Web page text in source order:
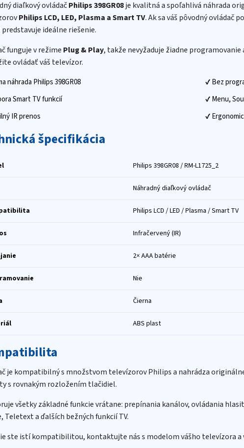
diaľkový ovládačPhilips 398GR08je kvalitná a spoľahlivá náhrada
Philips LCD, LED, Plasma a Smart TV. Ak sa váš pôvodný
ideálne riešenie.
funguje v režime Plug & Play, takže nevyžaduje žiadne
ovládať váš televízor.
náhrada Philips 398GR08
✔ Bez
Smart TV funkcií
✔ Menu,
IR prenos
✔
špecifikácia
Philips 398GR08 / RM-L1725_2
Náhradný diaľkový ovládač
Philips LCD / LED / Plasma / Smart TV
Infračervený (IR)
2× AAA batérie
Nie
Čierna
ABS plast
je kompatibilný s množstvom televízorov Philips a nahrádza
s rovnakým rozložením tlačidiel.
všetky základné funkcie vrátane: prepínania kanálov, ovládania
Teletext a ďalších bežných funkcií TV.
ste istí kompatibilitou, kontaktujte nás s modelom vášho televízora a